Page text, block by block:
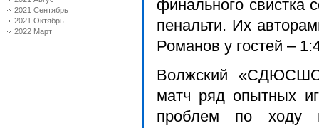
2021 Сентябрь
2021 Октябрь
2022 Март
финального свистка
пенальти. Их
Романов у гостей –
Волжский
матч ряд опытных
проблем по ходу